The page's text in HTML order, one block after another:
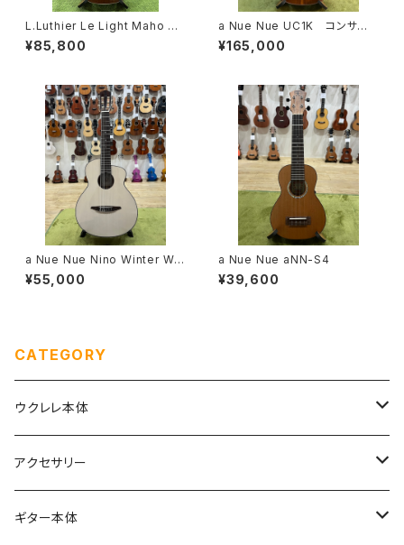
L.Luthier Le Light Maho w/
PU Concert
¥85,800
a Nue Nue UC1K コンサー
ト・ハワイアンコア
¥165,000
a Nue Nue Nino Winter Whi
te ミニガットギター
¥55,000
a Nue Nue aNN-S4
¥39,600
CATEGORY
ウクレレ本体
ソプラノ
初めてのソプラノ（１〜６万円まで）
ソプラノロングネック
アクセサリー
弦
ギター本体